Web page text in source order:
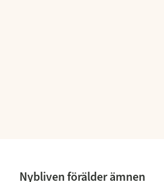
Nybliven förälder ämnen